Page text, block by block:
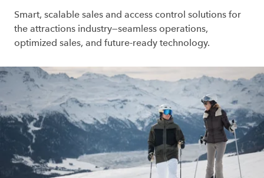
Smart, scalable sales and access control solutions for
the attractions industry—seamless operations,
optimized sales, and future-ready technology.